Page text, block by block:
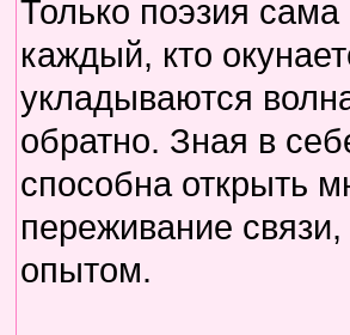
Только поэзия
каждый, кто
укладываются
обратно. Зная в
способна открыть
переживание связи,
опытом.